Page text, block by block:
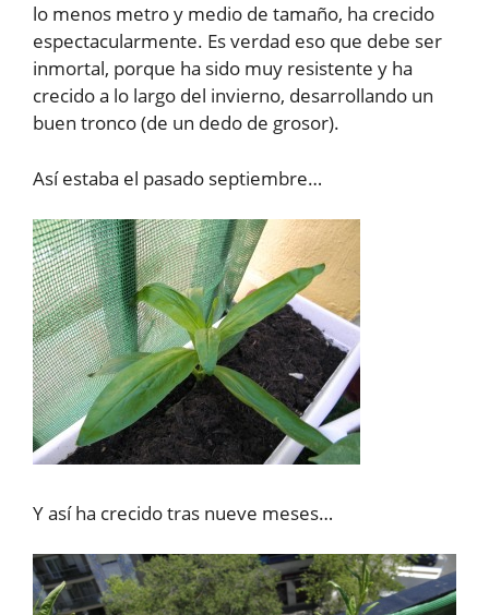
lo menos metro y medio de tamaño, ha crecido
espectacularmente. Es verdad eso que debe ser
inmortal, porque ha sido muy resistente y ha
crecido a lo largo del invierno, desarrollando un
buen tronco (de un dedo de grosor).
Así estaba el pasado septiembre…
Y así ha crecido tras nueve meses…